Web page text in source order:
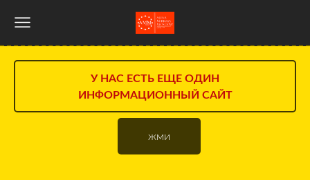
У НАС ЕСТЬ ЕЩЕ ОДИН
ИНФОРМАЦИОННЫЙ САЙТ
жми